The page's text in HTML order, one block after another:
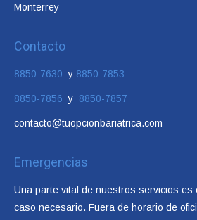
Monterrey
Contacto
8850-7630 y 8850-7853
8850-7856y 8850-7857
contacto@tuopcionbariatrica.com
Emergencias
Una parte vital de nuestros servicios es
caso necesario. Fuera de horario de